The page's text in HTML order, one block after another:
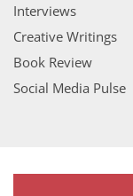
Interviews
Creative Writings
Book Review
Social Media Pulse